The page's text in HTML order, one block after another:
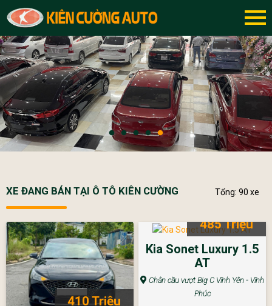
XE ĐANG BÁN TẠI Ô TÔ KIÊN CƯỜNG Tổng: 90 xe
410 Triệu
485 Triệu
Kia Sonet Luxury 1.5
AT
Chân cầu vượt Big C Vĩnh Yên - Vĩnh
Phúc